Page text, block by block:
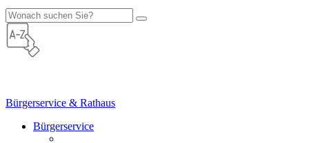
Bürgerservice & Rathaus
Bürgerservice